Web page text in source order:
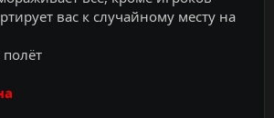
вас к случайному месту на